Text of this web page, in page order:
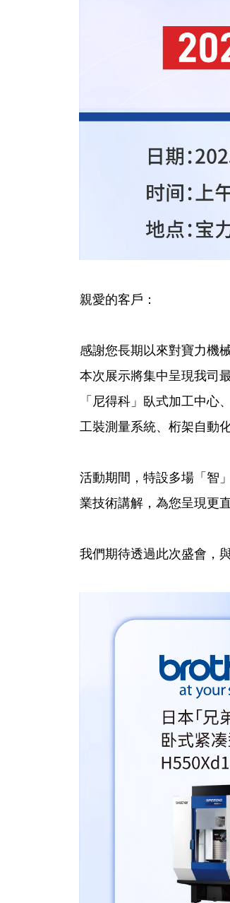
親愛的客戶：
感謝您長期以來對寶力機
本次展示將集中呈現我司
「尼得科」臥式加工中
工裝測量系統、桁架自動
活動期間，特設多場「智
業技術講解，為您呈現更
我們期待透過此次盛會，